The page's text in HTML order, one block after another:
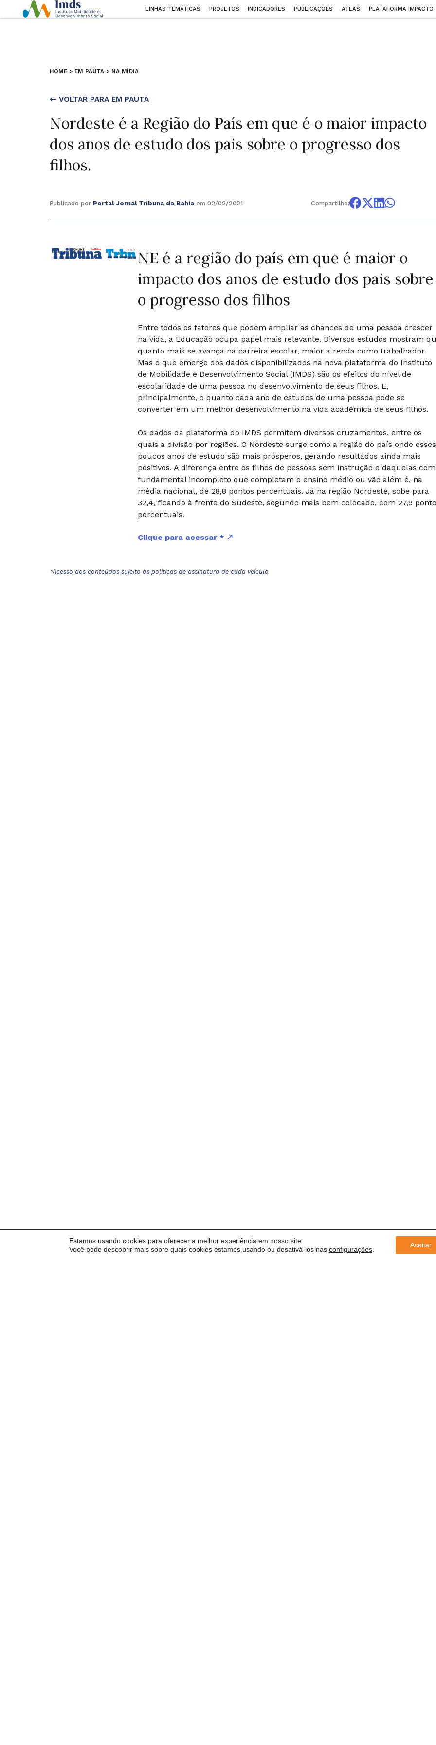
LINHAS TEMÁTICAS PROJETOS INDICADORES PUBLICAÇÕES ATLAS PLATAFORMA IMPACTO
HOME > EM PAUTA > NA MÍDIA
← VOLTAR PARA EM PAUTA
Nordeste é a Região do País em que é o maior impacto
dos anos de estudo dos pais sobre o progresso dos
filhos.
Publicado por Portal Jornal Tribuna da Bahiaem 02/02/2021 Compartilhe:
NE é a região do país em que é maior o
impacto dos anos de estudo dos pais sobre
o progresso dos filhos
Entre todos os fatores que podem ampliar as chances de uma pessoa crescer
na vida, a Educação ocupa papel mais relevante. Diversos estudos mostram
quanto mais se avança na carreira escolar, maior a renda como trabalhador.
Mas o que emerge dos dados disponibilizados na nova plataforma do Instituto
de Mobilidade e Desenvolvimento Social (IMDS) são os efeitos do nível de
escolaridade de uma pessoa no desenvolvimento de seus filhos. E,
principalmente, o quanto cada ano de estudos de uma pessoa pode se
converter em um melhor desenvolvimento na vida acadêmica de seus filhos.
Os dados da plataforma do IMDS permitem diversos cruzamentos, entre os
quais a divisão por regiões. O Nordeste surge como a região do país onde esses
poucos anos de estudo são mais prósperos, gerando resultados ainda mais
positivos. A diferença entre os filhos de pessoas sem instrução e daquelas com
fundamental incompleto que completam o ensino médio ou vão além é, na
média nacional, de 28,8 pontos percentuais. Já na região Nordeste, sobe para
32,4, ficando à frente do Sudeste, segundo mais bem colocado, com 27,9
percentuais.
Clique para acessar *
*Acesso aos conteúdos sujeito às políticas de assinatura de cada veículo
Estamos usando cookies para oferecer a melhor experiência em nosso site.
Você pode descobrir mais sobre quais cookies estamos usando ou desativá-los nas configurações.
Aceitar